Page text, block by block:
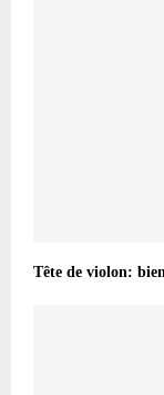
Tête de violon: